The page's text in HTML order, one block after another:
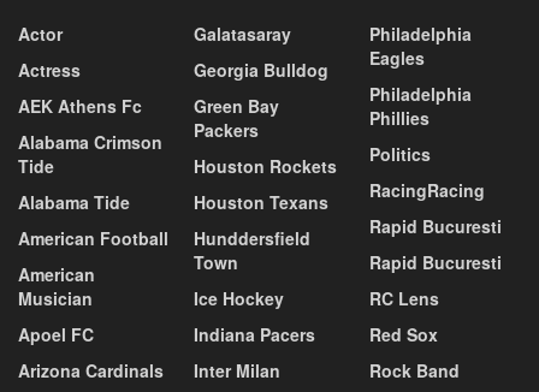
Actor
Actress
AEK Athens Fc
Alabama Crimson
Tide
Alabama Tide
American Football
American
Musician
Apoel FC
Arizona Cardinals
Galatasaray
Georgia Bulldog
Green Bay
Packers
Houston Rockets
Houston Texans
Hunddersfield
Town
Ice Hockey
Indiana Pacers
Inter Milan
Philadelphia
Eagles
Philadelphia
Phillies
Politics
RacingRacing
Rapid Bucuresti
Rapid Bucuresti
RC Lens
Red Sox
Rock Band